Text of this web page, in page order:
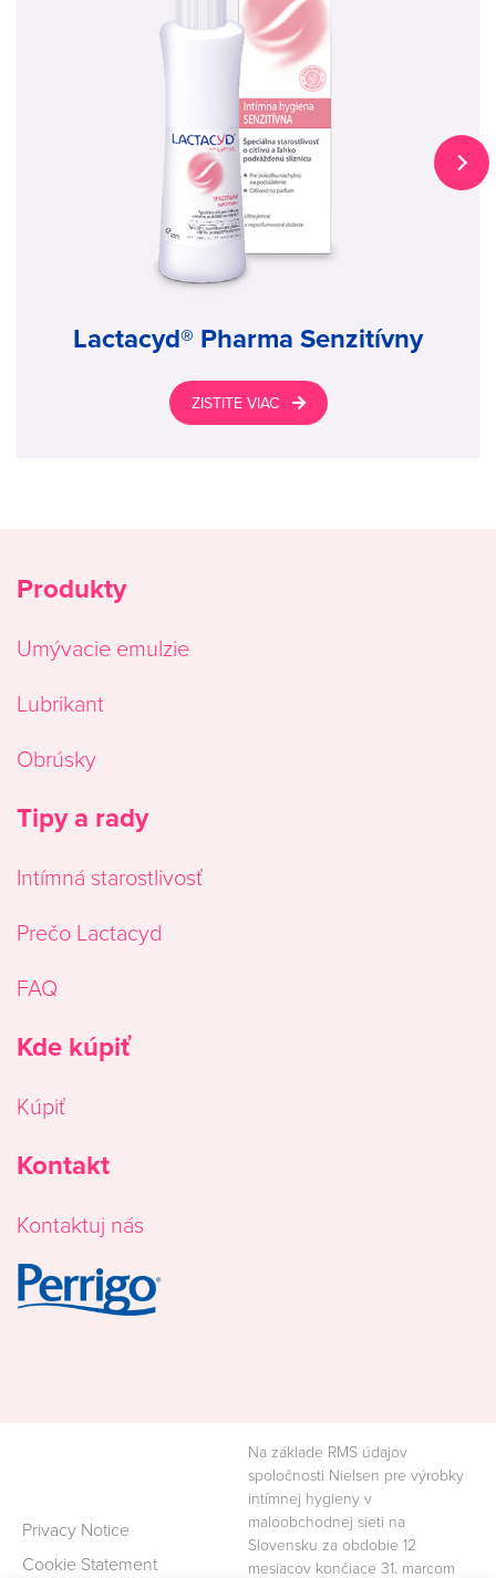
Lactacyd® Pharma Senzitívny
ZISTITE VIAC
Produkty
Umývacie emulzie
Lubrikant
Obrúsky
Tipy a rady
Intímná starostlivosť
Prečo Lactacyd
FAQ
Kde kúpiť
Kúpiť
Kontakt
Kontaktuj nás
Image
Privacy Notice
Cookie Statement
Na základe RMS údajov
spoločnosti Nielsen pre výrobky
intímnej hygieny v
maloobchodnej sieti na
Slovensku za obdobie 12
mesiacov končiace 31. marcom